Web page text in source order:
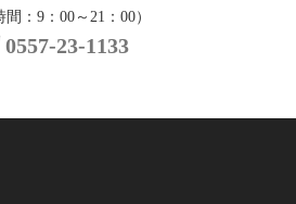
：9：00～21：00）
0557-23-1133